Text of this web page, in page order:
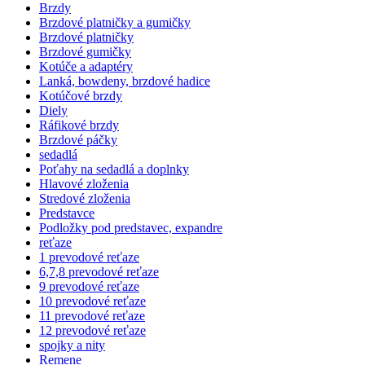
Brzdy
Brzdové platničky a gumičky
Brzdové platničky
Brzdové gumičky
Kotúče a adaptéry
Lanká, bowdeny, brzdové hadice
Kotúčové brzdy
Diely
Ráfikové brzdy
Brzdové páčky
sedadlá
Poťahy na sedadlá a doplnky
Hlavové zloženia
Stredové zloženia
Predstavce
Podložky pod predstavec, expandre
reťaze
1 prevodové reťaze
6,7,8 prevodové reťaze
9 prevodové reťaze
10 prevodové reťaze
11 prevodové reťaze
12 prevodové reťaze
spojky a nity
Remene